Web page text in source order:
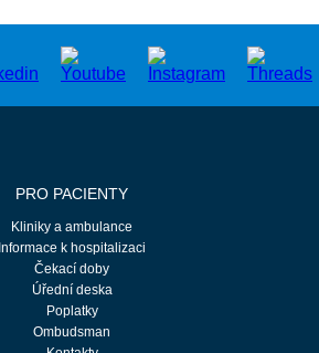
PRO PACIENTY
Kliniky a ambulance
Informace k hospitalizaci
Čekací doby
Úřední deska
Poplatky
Ombudsman